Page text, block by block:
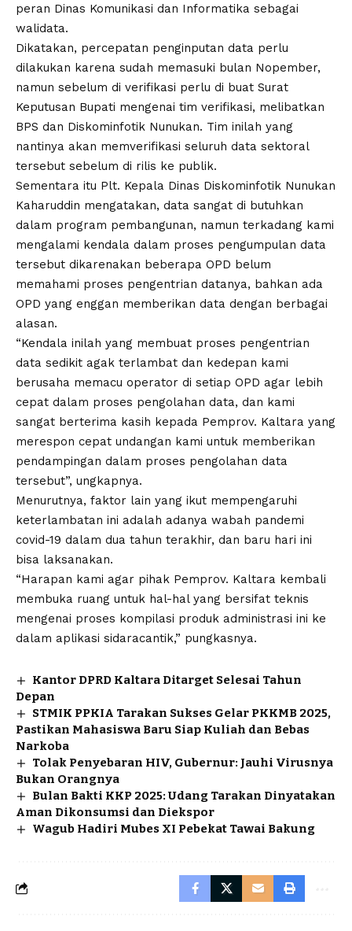
peran Dinas Komunikasi dan Informatika sebagai
walidata.
Dikatakan, percepatan penginputan data perlu
dilakukan karena sudah memasuki bulan Nopember,
namun sebelum di verifikasi perlu di buat Surat
Keputusan Bupati mengenai tim verifikasi, melibatkan
BPS dan Diskominfotik Nunukan. Tim inilah yang
nantinya akan memverifikasi seluruh data sektoral
tersebut sebelum di rilis ke publik.
Sementara itu Plt. Kepala Dinas Diskominfotik Nunukan
Kaharuddin mengatakan, data sangat di butuhkan
dalam program pembangunan, namun terkadang kami
mengalami kendala dalam proses pengumpulan data
tersebut dikarenakan beberapa OPD belum
memahami proses pengentrian datanya, bahkan ada
OPD yang enggan memberikan data dengan berbagai
alasan.
“Kendala inilah yang membuat proses pengentrian
data sedikit agak terlambat dan kedepan kami
berusaha memacu operator di setiap OPD agar lebih
cepat dalam proses pengolahan data, dan kami
sangat berterima kasih kepada Pemprov. Kaltara yang
merespon cepat undangan kami untuk memberikan
pendampingan dalam proses pengolahan data
tersebut”, ungkapnya.
Menurutnya, faktor lain yang ikut mempengaruhi
keterlambatan ini adalah adanya wabah pandemi
covid-19 dalam dua tahun terakhir, dan baru hari ini
bisa laksanakan.
“Harapan kami agar pihak Pemprov. Kaltara kembali
membuka ruang untuk hal-hal yang bersifat teknis
mengenai proses kompilasi produk administrasi ini ke
dalam aplikasi sidaracantik,” pungkasnya.
Kantor DPRD Kaltara Ditarget Selesai Tahun
Depan
STMIK PPKIA Tarakan Sukses Gelar PKKMB 2025,
Pastikan Mahasiswa Baru Siap Kuliah dan Bebas
Narkoba
Tolak Penyebaran HIV, Gubernur: Jauhi Virusnya
Bukan Orangnya
Bulan Bakti KKP 2025: Udang Tarakan Dinyatakan
Aman Dikonsumsi dan Diekspor
Wagub Hadiri Mubes XI Pebekat Tawai Bakung